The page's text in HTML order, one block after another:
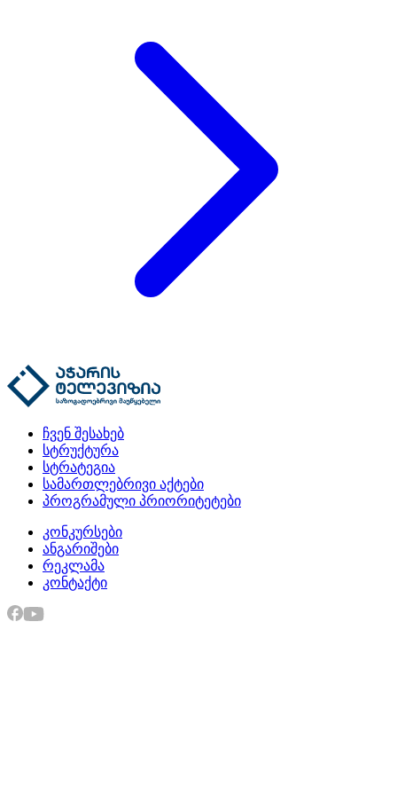
ჩვენ შესახებ
სტრუქტურა
სტრატეგია
სამართლებრივი აქტები
პროგრამული პრიორიტეტები
კონკურსები
ანგარიშები
რეკლამა
კონტაქტი